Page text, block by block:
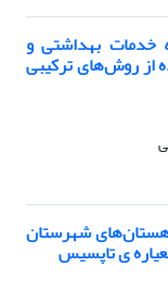
خدمات بهداشتی و
از روش‌های ترکیبی
شهرستان
ی تاپسیس